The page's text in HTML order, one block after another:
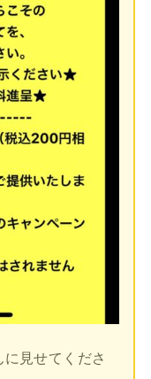
見せてくださ